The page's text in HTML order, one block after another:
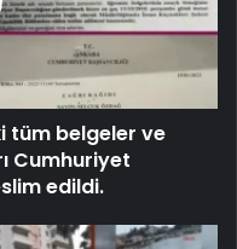
tüm belgeler ve
Cumhuriyet
edildi.